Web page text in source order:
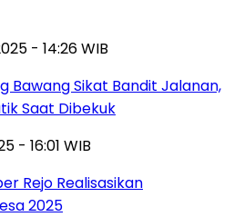
- 14:26 WIB
Bawang Sikat Bandit Jalanan,
Saat Dibekuk
- 16:01 WIB
Rejo Realisasikan
2025